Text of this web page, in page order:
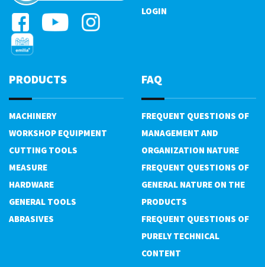
LOGIN
PRODUCTS
MACHINERY
WORKSHOP EQUIPMENT
CUTTING TOOLS
MEASURE
HARDWARE
GENERAL TOOLS
ABRASIVES
FAQ
FREQUENT QUESTIONS OF
MANAGEMENT AND
ORGANIZATION NATURE
FREQUENT QUESTIONS OF
GENERAL NATURE ON THE
PRODUCTS
FREQUENT QUESTIONS OF
PURELY TECHNICAL
CONTENT